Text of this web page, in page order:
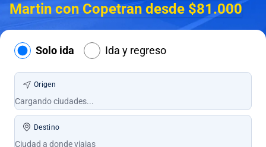
Martin con Copetran desde $81.000
Solo ida Ida y regreso
Origen
Destino